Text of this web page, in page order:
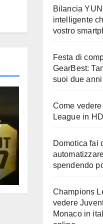
Bilancia
intelligente
vostro
Festa di
GearBest:
suoi due anni
Come
League in
Domotica fai
spendendo
Champions
vedere
Monaco in